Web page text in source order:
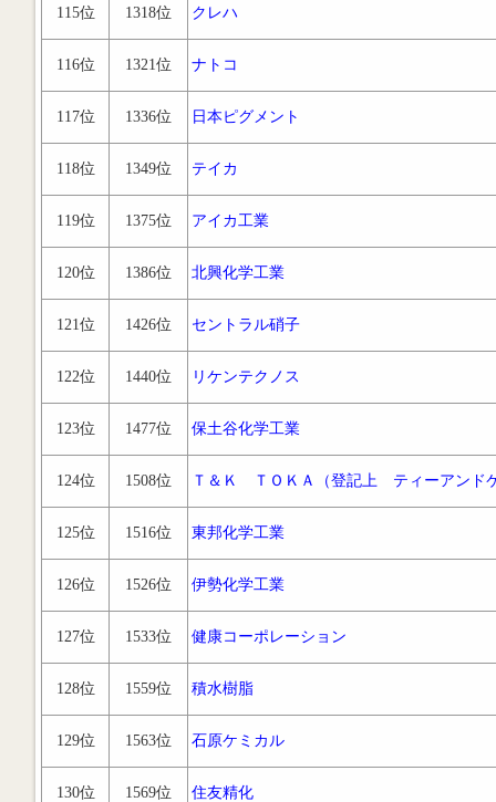
115位 1318位 クレハ
116位 1321位 ナトコ
117位 1336位 日本ピグメント
118位 1349位 テイカ
119位 1375位 アイカ工業
120位 1386位 北興化学工業
121位 1426位 セントラル硝子
122位 1440位 リケンテクノス
123位 1477位 保土谷化学工業
124位 1508位 Ｔ＆Ｋ ＴＯＫＡ（登記上 ティーアンド
125位 1516位 東邦化学工業
126位 1526位 伊勢化学工業
127位 1533位 健康コーポレーション
128位 1559位 積水樹脂
129位 1563位 石原ケミカル
130位 1569位 住友精化